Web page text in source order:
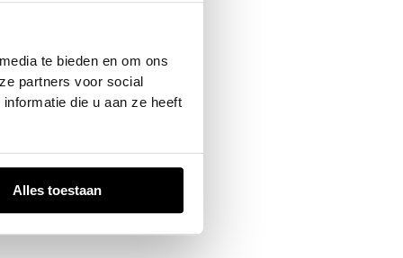
te bieden en om ons
partners voor social
die u aan ze heeft
Alles toestaan
for more information).